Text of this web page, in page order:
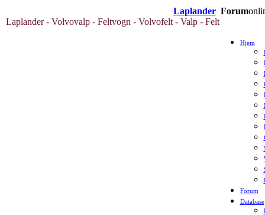
Laplander Forum
Laplander - Volvovalp - Feltvogn - Volvofelt - Valp - Felt
Hjem
Forum
Database